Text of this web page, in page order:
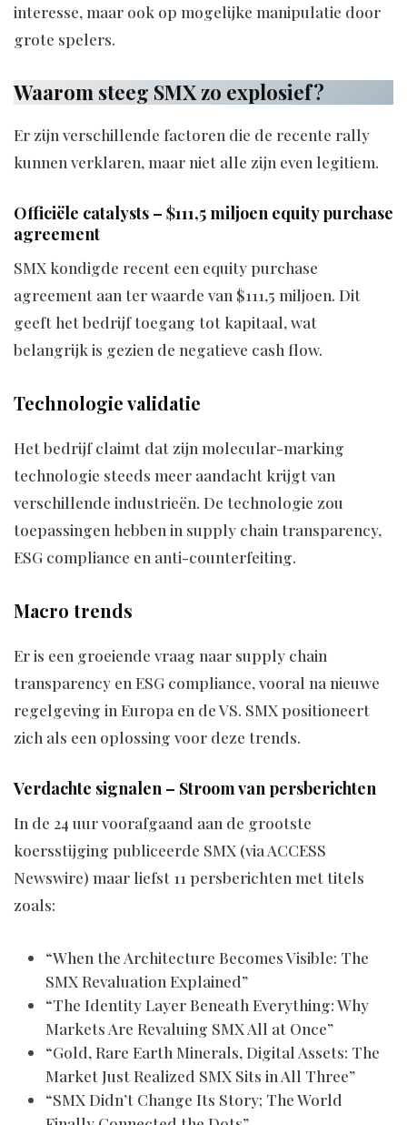
interesse, maar ook op mogelijke manipulatie door
grote spelers.
Waarom steeg SMX zo explosief?
Er zijn verschillende factoren die de recente rally
kunnen verklaren, maar niet alle zijn even legitiem.
Officiële catalysts – $111,5 miljoen equity purchase
agreement
SMX kondigde recent een equity purchase
agreement aan ter waarde van $111,5 miljoen. Dit
geeft het bedrijf toegang tot kapitaal, wat
belangrijk is gezien de negatieve cash flow.
Technologie validatie
Het bedrijf claimt dat zijn molecular-marking
technologie steeds meer aandacht krijgt van
verschillende industrieën. De technologie zou
toepassingen hebben in supply chain transparency,
ESG compliance en anti-counterfeiting.
Macro trends
Er is een groeiende vraag naar supply chain
transparency en ESG compliance, vooral na nieuwe
regelgeving in Europa en de VS. SMX positioneert
zich als een oplossing voor deze trends.
Verdachte signalen – Stroom van persberichten
In de 24 uur voorafgaand aan de grootste
koersstijging publiceerde SMX (via ACCESS
Newswire) maar liefst 11 persberichten met titels
zoals:
“When the Architecture Becomes Visible: The
SMX Revaluation Explained”
“The Identity Layer Beneath Everything: Why
Markets Are Revaluing SMX All at Once”
“Gold, Rare Earth Minerals, Digital Assets: The
Market Just Realized SMX Sits in All Three”
“SMX Didn’t Change Its Story; The World